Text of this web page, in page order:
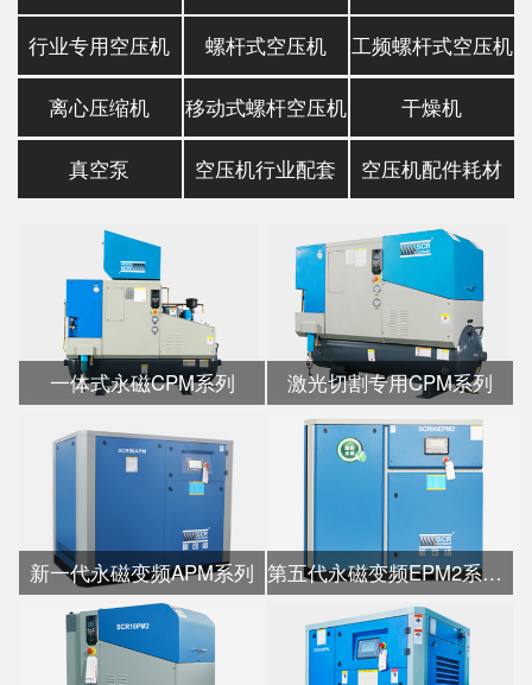
行业专用空压机 螺杆式空压机 工频螺杆式空压机
离心压缩机 移动式螺杆空压机 干燥机
真空泵 空压机行业配套 空压机配件耗材
一体式永磁CPM系列 激光切割专用CPM系列
新一代永磁变频APM系列 第五代永磁变频EPM2系列水冷